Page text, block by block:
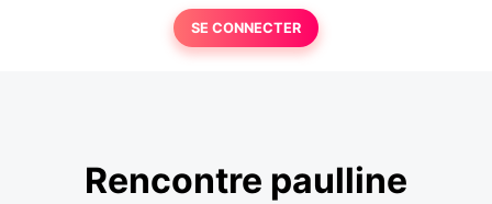
SE CONNECTER
Rencontre paulline